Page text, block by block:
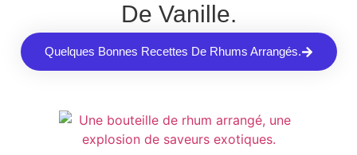
De Vanille.
Quelques Bonnes Recettes De Rhums Arrangés.